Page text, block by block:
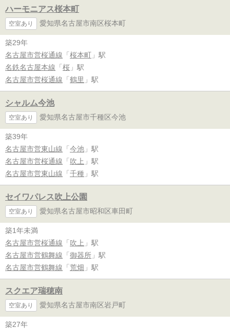
ハーモニアス桜本町
空室あり 愛知県名古屋市南区桜本町
築29年
名古屋市営桜通線 「 桜本町 」駅
名鉄名古屋本線 「 桜 」駅
名古屋市営桜通線 「 鶴里 」駅
シャルム今池
空室あり 愛知県名古屋市千種区今池
築39年
名古屋市営東山線 「 今池 」駅
名古屋市営桜通線 「 吹上 」駅
名古屋市営東山線 「 千種 」駅
セイワパレス吹上公園
空室あり 愛知県名古屋市昭和区車田町
築1年未満
名古屋市営桜通線 「 吹上 」駅
名古屋市営鶴舞線 「 御器所 」駅
名古屋市営鶴舞線 「 荒畑 」駅
スクエア瑞穂南
空室あり 愛知県名古屋市南区岩戸町
築27年